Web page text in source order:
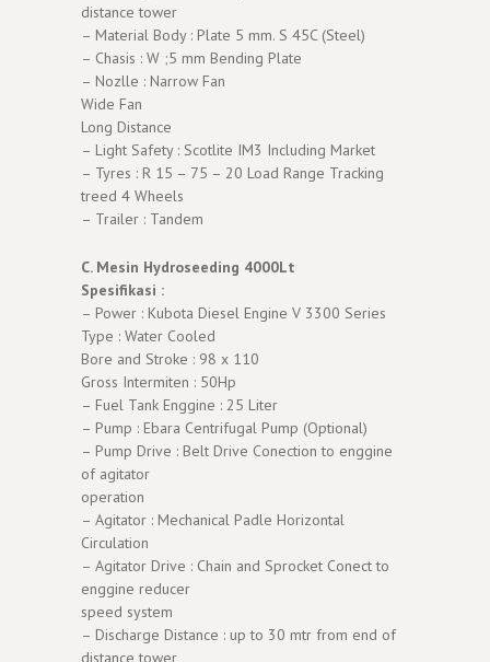
distance tower
– Material Body : Plate 5 mm. S 45C (Steel)
– Chasis : W ;5 mm Bending Plate
– Nozlle : Narrow Fan
Wide Fan
Long Distance
– Light Safety : Scotlite IM3 Including Market
– Tyres : R 15 – 75 – 20 Load Range Tracking
treed 4 Wheels
– Trailer : Tandem
C. Mesin Hydroseeding 4000Lt
Spesifikasi :
– Power : Kubota Diesel Engine V 3300 Series
Type : Water Cooled
Bore and Stroke : 98 x 110
Gross Intermiten : 50Hp
– Fuel Tank Enggine : 25 Liter
– Pump : Ebara Centrifugal Pump (Optional)
– Pump Drive : Belt Drive Conection to enggine
of agitator
operation
– Agitator : Mechanical Padle Horizontal
Circulation
– Agitator Drive : Chain and Sprocket Conect to
enggine reducer
speed system
– Discharge Distance : up to 30 mtr from end of
distance tower